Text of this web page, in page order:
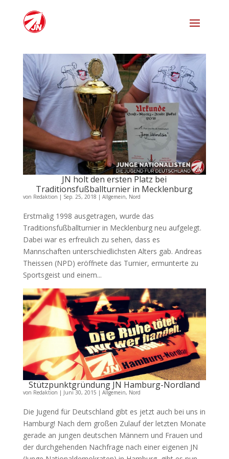
JN holt den ersten Platz bei
Traditionsfußballturnier in Mecklenburg
von Redaktion | Sep. 25, 2018 | Allgemein, Nord
Erstmalig 1998 ausgetragen, wurde das
Traditionsfußballturnier in Mecklenburg neu aufgelegt.
Dabei war es erfreulich zu sehen, dass es
Mannschaften unterschiedlichsten Alters gab. Andreas
Theissen (NPD) eröffnete das Turnier, ermunterte zu
Sportsgeist und einem...
Stützpunktgründung JN Hamburg-Nordland
von Redaktion | Juni 30, 2015 | Allgemein, Nord
Die Jugend für Deutschland gibt es jetzt auch bei uns in
Hamburg! Nach dem großen Zulauf der letzten Monate
gerade an jungen deutschen Männern und Frauen und
der durchgehenden Nachfrage nach einer eigenen JN